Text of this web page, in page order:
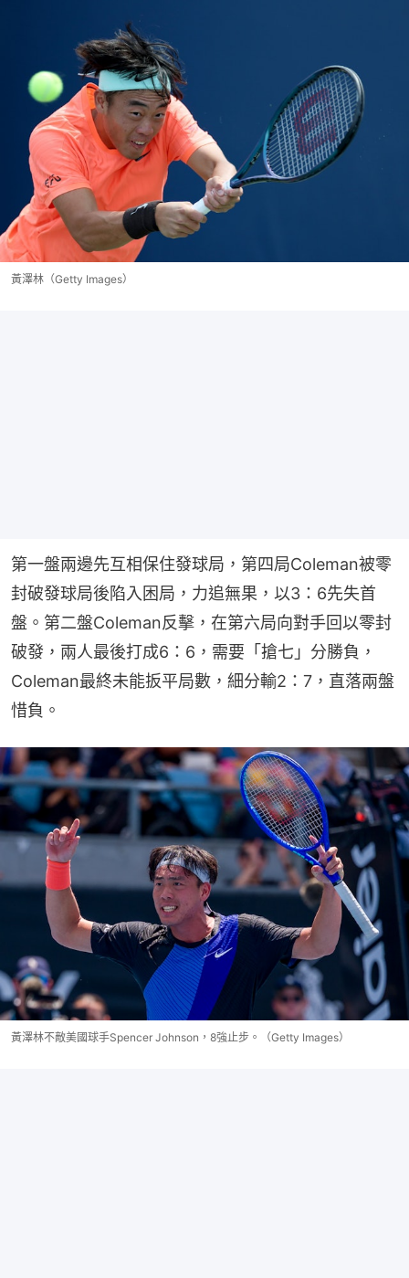
黃澤林（Getty Images）
第一盤兩邊先互相保住發球局，第四局Coleman被零
封破發球局後陷入困局，力追無果，以3：6先失首
盤。第二盤Coleman反擊，在第六局向對手回以零封
破發，兩人最後打成6：6，需要「搶七」分勝負，
Coleman最終未能扳平局數，細分輸2：7，直落兩盤
惜負。
黃澤林不敵美國球手Spencer Johnson，8強止步。（Getty Images）